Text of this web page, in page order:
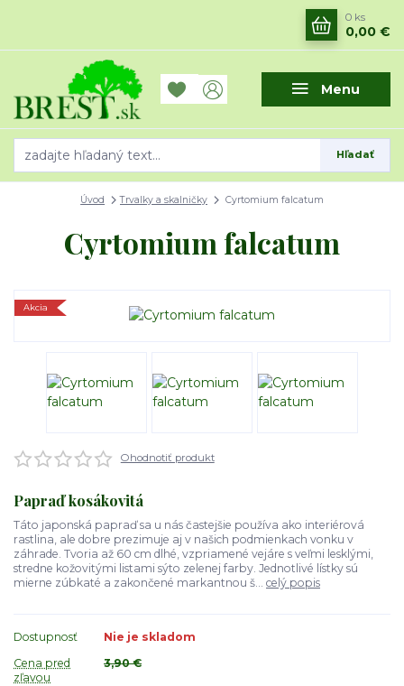
Menu
Hľadať
0 ks
0,00 €
Úvod Trvalky a skalničky Cyrtomium falcatum
Cyrtomium falcatum
Akcia
Ohodnotiť produkt
Papraď kosákovitá
Táto japonská papraď sa u nás častejšie používa ako interiérová
rastlina, ale dobre prezimuje aj v našich podmienkach vonku v
záhrade. Tvoria až 60 cm dlhé, vzpriamené vejáre s veľmi lesklými,
stredne kožovitými listami sýto zelenej farby. Jednotlivé lístky sú
mierne zúbkaté a zakončené markantnou š... celý popis
Dostupnosť
Nie je skladom
Cena pred
zľavou
3,90 €